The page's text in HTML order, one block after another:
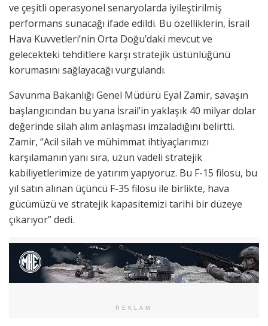
ve çeşitli operasyonel senaryolarda iyileştirilmiş
performans sunacağı ifade edildi. Bu özelliklerin, İsrail
Hava Kuvvetleri’nin Orta Doğu’daki mevcut ve
gelecekteki tehditlere karşı stratejik üstünlüğünü
korumasını sağlayacağı vurgulandı.
Savunma Bakanlığı Genel Müdürü Eyal Zamir, savaşın
başlangıcından bu yana İsrail’in yaklaşık 40 milyar dolar
değerinde silah alım anlaşması imzaladığını belirtti.
Zamir, “Acil silah ve mühimmat ihtiyaçlarımızı
karşılamanın yanı sıra, uzun vadeli stratejik
kabiliyetlerimize de yatırım yapıyoruz. Bu F-15 filosu, bu
yıl satın alınan üçüncü F-35 filosu ile birlikte, hava
gücümüzü ve stratejik kapasitemizi tarihi bir düzeye
çıkarıyor” dedi.
REKLAM